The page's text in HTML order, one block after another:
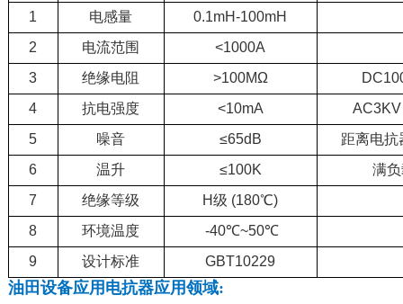
1
电感量
0.1mH-100mH
2
电流范围
<1000A
3
绝缘电阻 >100MΩ
4
抗电强度 <10mA
5
噪音 ≤65dB
距离电抗
6
温升 ≤100K
满
7
绝缘等级
H级 (180℃)
8
环境温度
-40℃~50℃
9
设计标准 GBT10229
油田设备应用电抗器应用领域: